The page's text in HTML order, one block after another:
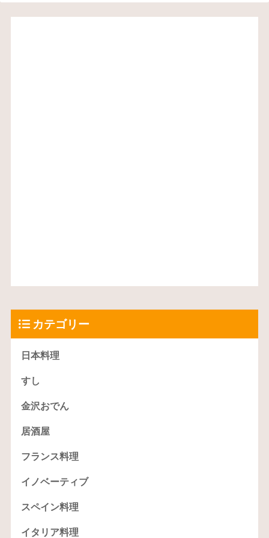
カテゴリー
日本料理
すし
金沢おでん
居酒屋
フランス料理
イノベーティブ
スペイン料理
イタリア料理